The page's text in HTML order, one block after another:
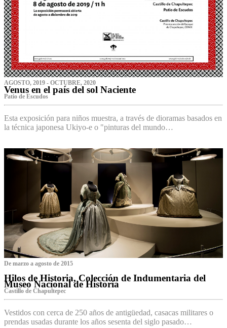
AGOSTO, 2019 - OCTUBRE, 2020
Venus en el país del sol Naciente
P‌atio de Escudos
Esta exposición para niños muestra, a través de dioramas basados en
la técnica japonesa Ukiyo-e o "pinturas del mundo…
De marzo a agosto de 2015
Hilos de Historia, Colección de Indumentaria del
Museo Nacional de Historia
Castillo de Chapultepec
Vestidos con cerca de 250 años de antigüedad, casacas militares o
prendas usadas durante los años sesenta del siglo pasado…